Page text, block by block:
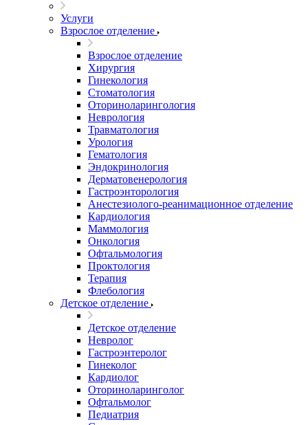
Услуги
Взрослое отделение
Взрослое отделение
Хирургия
Гинекология
Стоматология
Оториноларингология
Неврология
Травматология
Урология
Гематология
Эндокринология
Дерматовенерология
Гастроэнторология
Анестезиолого-реанимационное отделение
Кардиология
Маммология
Онкология
Офтальмология
Проктология
Терапия
Флебология
Детское отделение
Детское отделение
Невролог
Гастроэнтеролог
Гинеколог
Кардиолог
Оториноларинголог
Офтальмолог
Педиатрия